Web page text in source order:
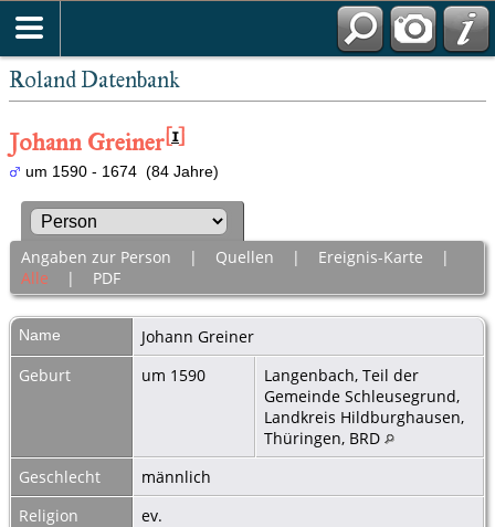
Roland Datenbank
Johann Greiner[1]
um 1590 - 1674 (84 Jahre)
Angaben zur Person | Quellen | Ereignis-Karte |
Alle | PDF
Name Johann Greiner
Geburt
um 1590
Langenbach, Teil der
Gemeinde Schleusegrund,
Landkreis Hildburghausen,
Thüringen, BRD
Geschlecht
männlich
Religion
ev.